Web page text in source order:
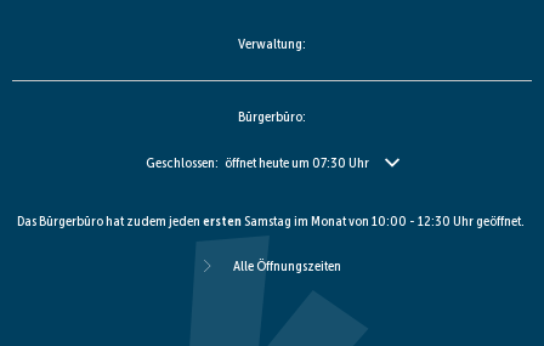
Verwaltung:
Bürgerbüro:
Klicken, um weitere Öffnungs- oder Schließzeiten auszublenden
Geschlossen: öffnet heute um 07:30 Uhr
Das Bürgerbüro hat zudem jeden ersten Samstag im Monat von 10:00 - 12:30 Uhr geöffnet.
Alle Öffnungszeiten